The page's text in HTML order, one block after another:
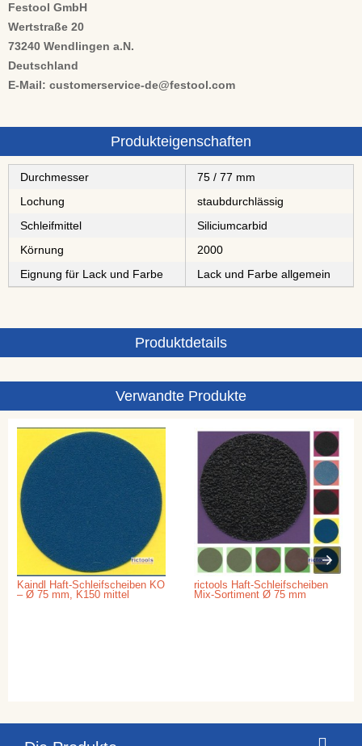
Festool GmbH
Wertstraße 20
73240 Wendlingen a.N.
Deutschland
E-Mail: customerservice-de@festool.com
Produkteigenschaften
Durchmesser
75 / 77 mm
Lochung
staubdurchlässig
Schleifmittel
⁠⁠⁠⁠⁠⁠⁠⁠Siliciumcarbid
Körnung
2000
Eignung für Lack und Farbe
Lack und Farbe allgemein
Produktdetails
Verwandte Produkte
Kaindl Haft-Schleifscheiben KO
– Ø 75 mm, K150 mittel
rictools Haft-Schleifscheiben
Mix-Sortiment Ø 75 mm